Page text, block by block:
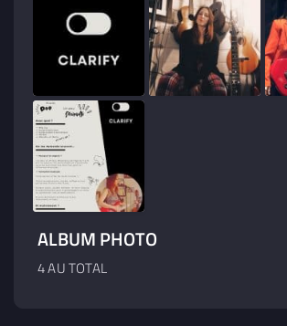
ALBUM PHOTO
4 AU TOTAL